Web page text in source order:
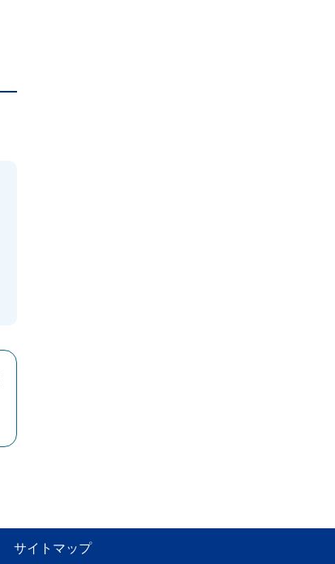
サイトマップ